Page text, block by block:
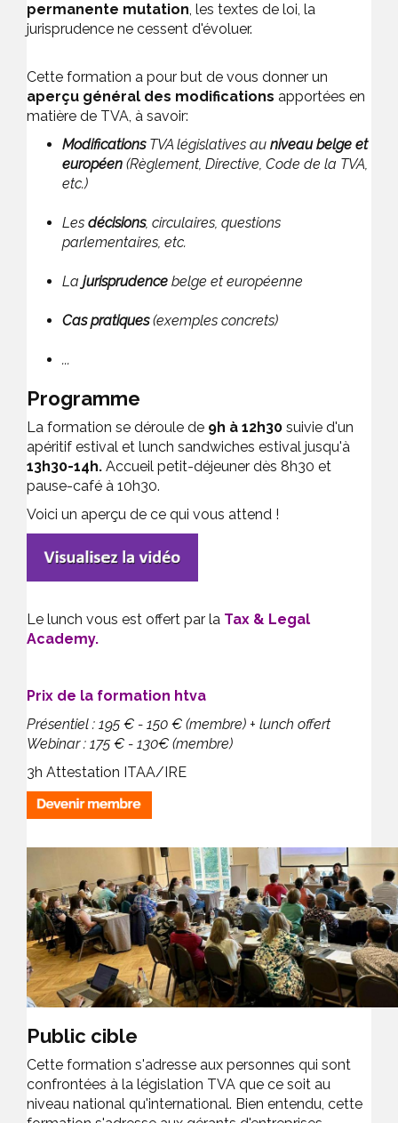
permanente mutation, les textes de loi, la
jurisprudence ne cessent d'évoluer.
Cette formation a pour but de vous donner un
aperçu général des modifications apportées en
matière de TVA, à savoir:
ModificationsTVA législatives au niveau belge et
européen (Règlement, Directive, Code de la TVA,
etc.)
Les décisions, circulaires, questions
parlementaires, etc.
La jurisprudence belge et européenne
Cas pratiques(exemples concrets)
...
Programme
La formation se déroule de 9h à 12h30 suivie d'un
apéritif estival et lunch sandwiches estival jusqu'à
13h30-14h. Accueil petit-déjeuner dès 8h30 et
pause-café à 10h30.
Voici un aperçu de ce qui vous attend !
Le lunch vous est offert par la Tax & Legal
Academy.
Prix de la formation htva
Présentiel : 195 € - 150 € (membre) + lunch offert
Webinar : 175 € - 130€ (membre)
3h Attestation ITAA/IRE
Public cible
Cette formation s'adresse aux personnes qui sont
confrontées à la législation TVA que ce soit au
niveau national qu'international. Bien entendu, cette